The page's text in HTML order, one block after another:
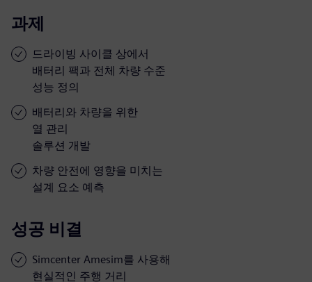
과제
드라이빙 사이클 상에서
배터리 팩과 전체 차량 수준
성능 정의
배터리와 차량을 위한
열 관리
솔루션 개발
차량 안전에 영향을 미치는
설계 요소 예측
성공 비결
Simcenter Amesim를 사용해
현실적인 주행 거리